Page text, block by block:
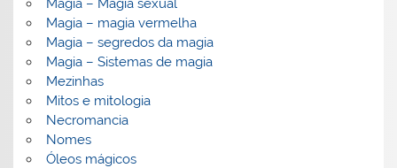
Magia – Magia sexual
Magia – magia vermelha
Magia – segredos da magia
Magia – Sistemas de magia
Mezinhas
Mitos e mitologia
Necromancia
Nomes
Óleos mágicos